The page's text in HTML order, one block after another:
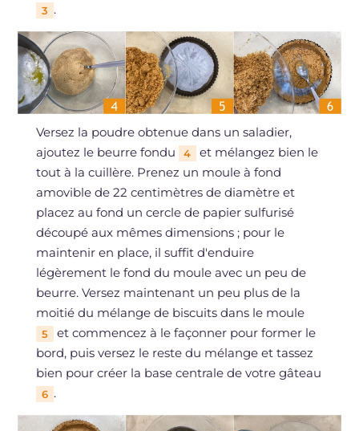
3 .
Versez la poudre obtenue dans un saladier,
ajoutez le beurre fondu
4
et mélangez bien le
tout à la cuillère. Prenez un moule à fond
amovible de 22 centimètres de diamètre et
placez au fond un cercle de papier sulfurisé
découpé aux mêmes dimensions ; pour le
maintenir en place, il suffit d'enduire
légèrement le fond du moule avec un peu de
beurre. Versez maintenant un peu plus de la
moitié du mélange de biscuits dans le moule
5
et commencez à le façonner pour former le
bord, puis versez le reste du mélange et tassez
bien pour créer la base centrale de votre gâteau
6 .